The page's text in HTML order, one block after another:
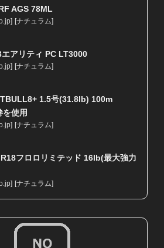
AGS 78ML
] [ナチュラム]
アリティ PC LT3000
] [ナチュラム]
1.5号(31.8lb) 100m
使用
] [ナチュラム]
フロロリミテッド 16lb(最大強力
] [ナチュラム]